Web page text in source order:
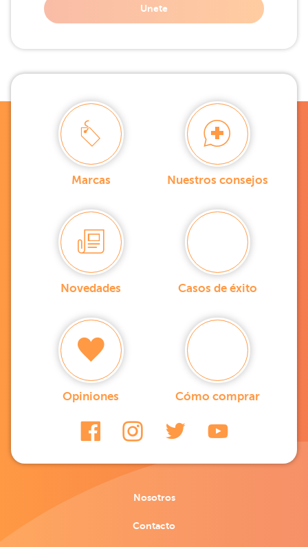
Unete
Marcas Nuestros consejos
Novedades Casos de éxito
Opiniones Cómo comprar
Nosotros
Contacto